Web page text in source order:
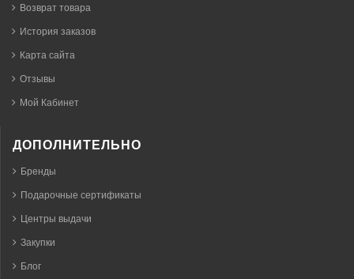
Возврат товара
История заказов
Карта сайта
Отзывы
Мой Кабинет
ДОПОЛНИТЕЛЬНО
Бренды
Подарочные сертификаты
Центры выдачи
Закупки
Блог